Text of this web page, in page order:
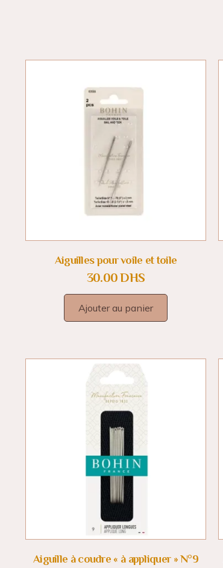
Aiguilles pour voile et toile
30.00DHS
Ajouter au panier
Aiguille à coudre « à appliquer » N°9